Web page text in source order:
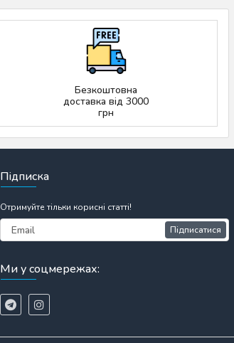
Безкоштовна
доставка від 3000
грн
Підписка
Отримуйте тільки корисні статті!
Підписатися
Ми у соцмережах: